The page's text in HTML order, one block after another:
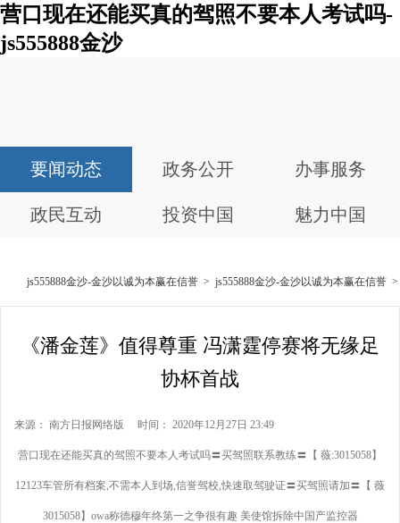
营口现在还能买真的驾照不要本人考试吗-
js555888金沙
要闻动态 政务公开 办事服务
政民互动 投资中国 魅力中国
js555888金沙-金沙以诚为本赢在信誉 > js555888金沙-金沙以诚为本赢在信誉
《潘金莲》值得尊重 冯潇霆停赛将无缘足
协杯首战
来源： 南方日报网络版 时间： 2020年12月27日 23:49
营口现在还能买真的驾照不要本人考试吗〓买驾照联系教练〓【 薇:3015058】
12123车管所有档案,不需本人到场,信誉驾校,快速取驾驶证〓买驾照请加〓【 薇
3015058】owa称德穆年终第一之争很有趣 美使馆拆除中国产监控器